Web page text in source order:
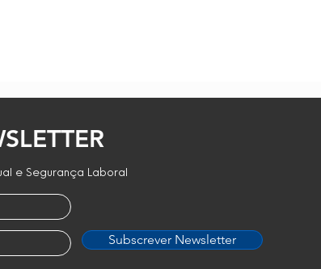
e Segurança Laboral
Subscrever Newsletter